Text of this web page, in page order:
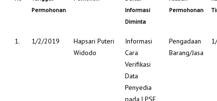
Permohonan
Informasi
Diminta
Permohonan
1. 1/2/2019
Hapsari Puteri
Widodo
Informasi
Cara
Verifikasi
Data
Penyedia
pada LPSE
Pengadaan
Barang/Jasa